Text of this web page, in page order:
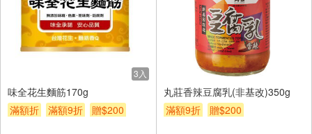
3入
味全花生麵筋170g
滿額折
滿額9折 贈$200
丸莊香辣豆腐乳(非基改)350g
滿額9折
贈$200